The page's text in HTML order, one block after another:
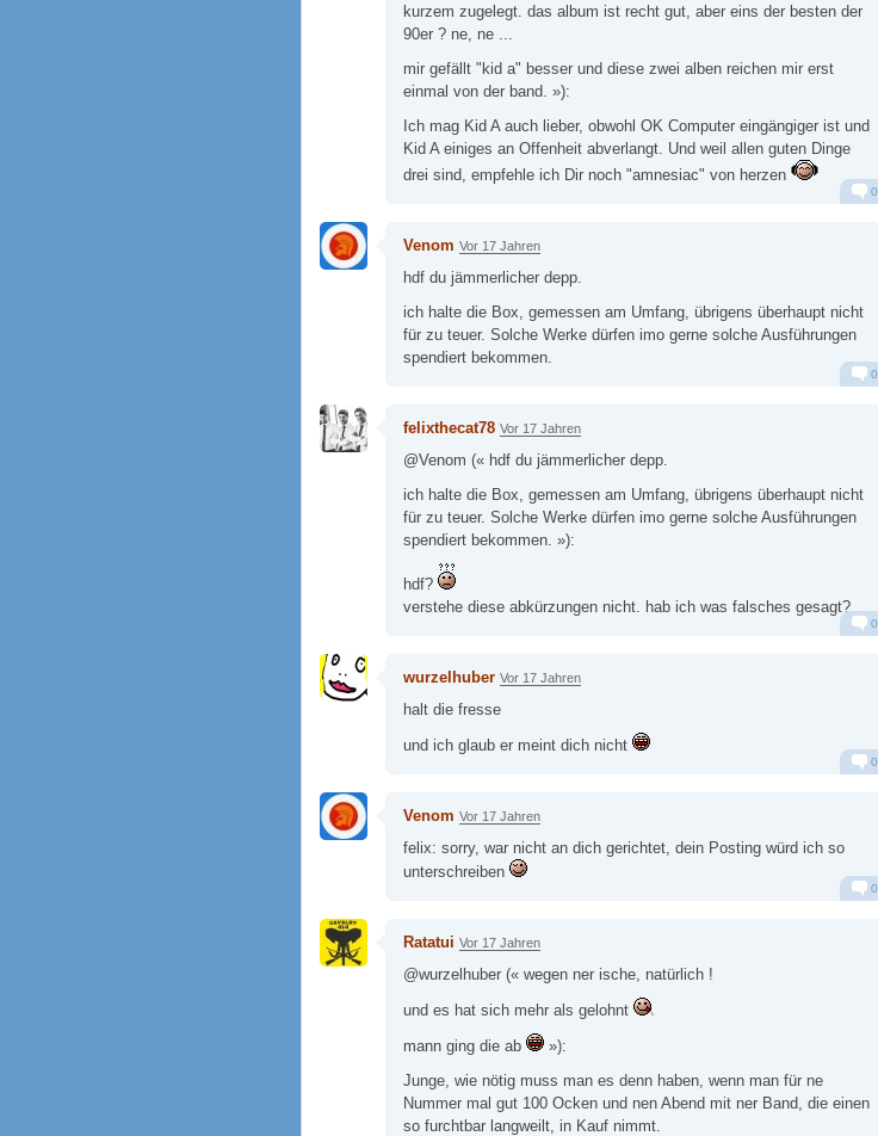
kurzem zugelegt. das album ist recht gut, aber eins der besten der
90er ? ne, ne ...
mir gefällt "kid a" besser und diese zwei alben reichen mir erst
einmal von der band. »):
Ich mag Kid A auch lieber, obwohl OK Computer eingängiger ist und
Kid A einiges an Offenheit abverlangt. Und weil allen guten Dinge
drei sind, empfehle ich Dir noch "amnesiac" von herzen
0
Venom Vor 17 Jahren
hdf du jämmerlicher depp.
ich halte die Box, gemessen am Umfang, übrigens überhaupt nicht
für zu teuer. Solche Werke dürfen imo gerne solche Ausführungen
spendiert bekommen.
0
felixthecat78 Vor 17 Jahren
@Venom (« hdf du jämmerlicher depp.
ich halte die Box, gemessen am Umfang, übrigens überhaupt nicht
für zu teuer. Solche Werke dürfen imo gerne solche Ausführungen
spendiert bekommen. »):
hdf?
verstehe diese abkürzungen nicht. hab ich was falsches gesagt?
0
wurzelhuber Vor 17 Jahren
halt die fresse
und ich glaub er meint dich nicht
0
Venom Vor 17 Jahren
felix: sorry, war nicht an dich gerichtet, dein Posting würd ich so
unterschreiben
0
Ratatui Vor 17 Jahren
@wurzelhuber (« wegen ner ische, natürlich !
und es hat sich mehr als gelohnt
mann ging die ab
»):
Junge, wie nötig muss man es denn haben, wenn man für ne
Nummer mal gut 100 Ocken und nen Abend mit ner Band, die einen
so furchtbar langweilt, in Kauf nimmt.